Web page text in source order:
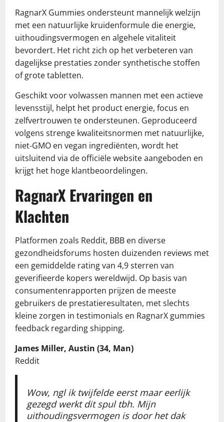
RagnarX Gummies ondersteunt mannelijk welzijn
met een natuurlijke kruidenformule die energie,
uithoudingsvermogen en algehele vitaliteit
bevordert. Het richt zich op het verbeteren van
dagelijkse prestaties zonder synthetische stoffen
of grote tabletten.
Geschikt voor volwassen mannen met een actieve
levensstijl, helpt het product energie, focus en
zelfvertrouwen te ondersteunen. Geproduceerd
volgens strenge kwaliteitsnormen met natuurlijke,
niet-GMO en vegan ingrediënten, wordt het
uitsluitend via de officiële website aangeboden en
krijgt het hoge klantbeoordelingen.
RagnarX Ervaringen en
Klachten
Platformen zoals Reddit, BBB en diverse
gezondheidsforums hosten duizenden reviews met
een gemiddelde rating van 4,9 sterren van
geverifieerde kopers wereldwijd. Op basis van
consumentenrapporten prijzen de meeste
gebruikers de prestatieresultaten, met slechts
kleine zorgen in testimonials en RagnarX gummies
feedback regarding shipping.
James Miller, Austin (34, Man)
Reddit
Wow, ngl ik twijfelde eerst maar eerlijk
gezegd werkt dit spul tbh. Mijn
uithoudingsvermogen is door het dak